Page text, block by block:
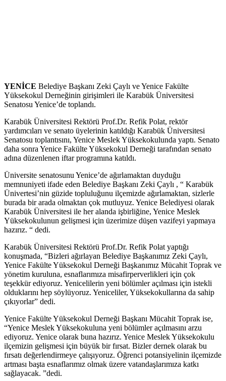
YENİCE Belediye Başkanı Zeki Çaylı ve Yenice Fakülte
Yüksekokul Derneğinin girişimleri ile Karabük Üniversitesi
Senatosu Yenice’de toplandı.
Karabük Üniversitesi Rektörü Prof.Dr. Refik Polat, rektör
yardımcıları ve senato üyelerinin katıldığı Karabük Üniversitesi
Senatosu toplantısını, Yenice Meslek Yüksekokulunda yaptı. Senato
daha sonra Yenice Fakülte Yüksekokul Derneği tarafından senato
adına düzenlenen iftar programına katıldı.
Üniversite senatosunu Yenice’de ağırlamaktan duyduğu
memnuniyeti ifade eden Belediye Başkanı Zeki Çaylı , “ Karabük
Ünivertesi’nin güzide topluluğunu ilçemizde ağırlamaktan, sizlerle
burada bir arada olmaktan çok mutluyuz. Yenice Belediyesi olarak
Karabük Üniversitesi ile her alanda işbirliğine, Yenice Meslek
Yüksekokulunun gelişmesi için üzerimize düşen vazifeyi yapmaya
hazırız. “ dedi.
Karabük Üniversitesi Rektörü Prof.Dr. Refik Polat yaptığı
konuşmada, “Bizleri ağırlayan Belediye Başkanımız Zeki Çaylı,
Yenice Fakülte Yüksekokul Derneği Başkanımız Mücahit Toprak ve
yönetim kuruluna, esnaflarımıza misafirperverlikleri için çok
teşekkür ediyoruz. Yenicelilerin yeni bölümler açılması için istekli
olduklarını hep söylüyoruz. Yeniceliler, Yüksekokullarına da sahip
çıkıyorlar” dedi.
Yenice Fakülte Yüksekokul Derneği Başkanı Mücahit Toprak ise,
“Yenice Meslek Yüksekokuluna yeni bölümler açılmasını arzu
ediyoruz. Yenice olarak buna hazırız. Yenice Meslek Yüksekokulu
ilçemizin gelişmesi için büyük bir fırsat. Bizler dernek olarak bu
fırsatı değerlendirmeye çalışıyoruz. Öğrenci potansiyelinin ilçemizde
artması başta esnaflarımız olmak üzere vatandaşlarımıza katkı
sağlayacak. ”dedi.